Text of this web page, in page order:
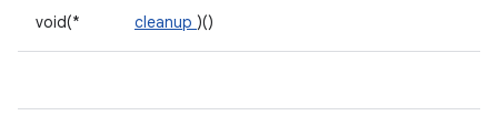
void(* cleanup )()